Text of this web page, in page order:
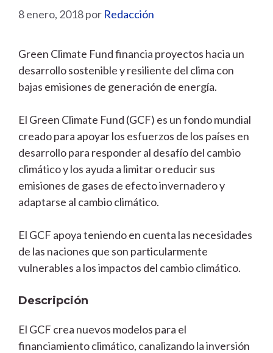
8 enero, 2018por Redacción
Green Climate Fund financia proyectos hacia un
desarrollo sostenible y resiliente del clima con
bajas emisiones de generación de energía.
El Green Climate Fund (GCF) es un fondo mundial
creado para apoyar los esfuerzos de los países en
desarrollo para responder al desafío del cambio
climático y los ayuda a limitar o reducir sus
emisiones de gases de efecto invernadero y
adaptarse al cambio climático.
El GCF apoya teniendo en cuenta las necesidades
de las naciones que son particularmente
vulnerables a los impactos del cambio climático.
Descripción
El GCF crea nuevos modelos para el
financiamiento climático, canalizando la inversión